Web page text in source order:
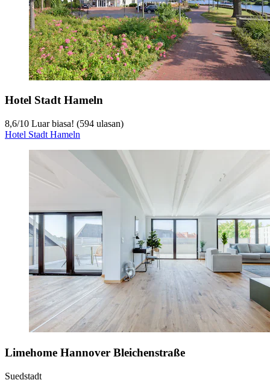
Hotel Stadt Hameln
8,6/10 Luar biasa! (594 ulasan)
Hotel Stadt Hameln
Limehome Hannover Bleichenstraße
Suedstadt